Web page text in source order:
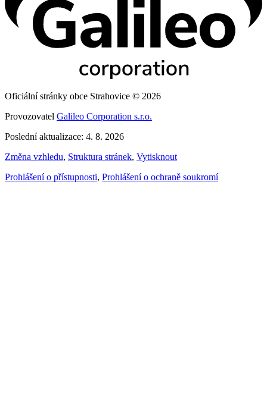
Oficiální stránky obce Strahovice © 2026
Provozovatel Galileo Corporation s.r.o.
Poslední aktualizace: 4. 8. 2026
Změna vzhledu, Struktura stránek, Vytisknout
Prohlášení o přístupnosti, Prohlášení o ochraně soukromí